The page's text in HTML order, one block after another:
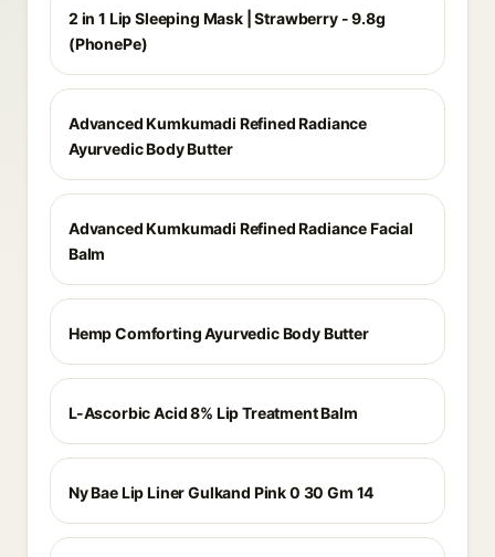
2 in 1 Lip Sleeping Mask | Strawberry - 9.8g
(PhonePe)
Advanced Kumkumadi Refined Radiance
Ayurvedic Body Butter
Advanced Kumkumadi Refined Radiance Facial
Balm
Hemp Comforting Ayurvedic Body Butter
L-Ascorbic Acid 8% Lip Treatment Balm
Ny Bae Lip Liner Gulkand Pink 0 30 Gm 14